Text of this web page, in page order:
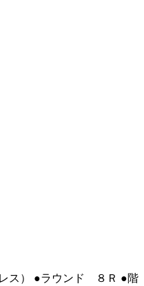
ス） ●ラウンド ８Ｒ ●階